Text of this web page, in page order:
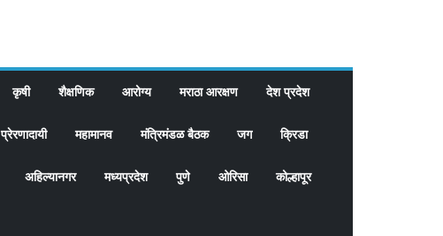
कृषी शैक्षणिक आरोग्य मराठा आरक्षण देश प्रदेश
प्रेरणादायी महामानव मंत्रिमंडळ बैठक जग क्रिडा
अहिल्यानगर मध्यप्रदेश पुणे ओरिसा कोल्हापूर